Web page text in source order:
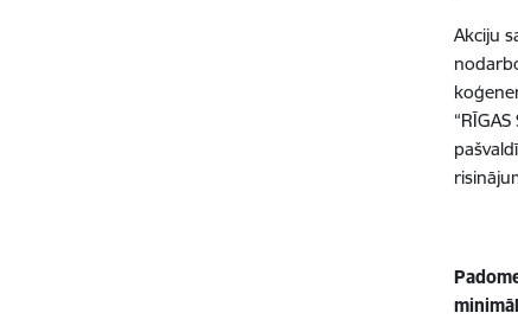
Akciju